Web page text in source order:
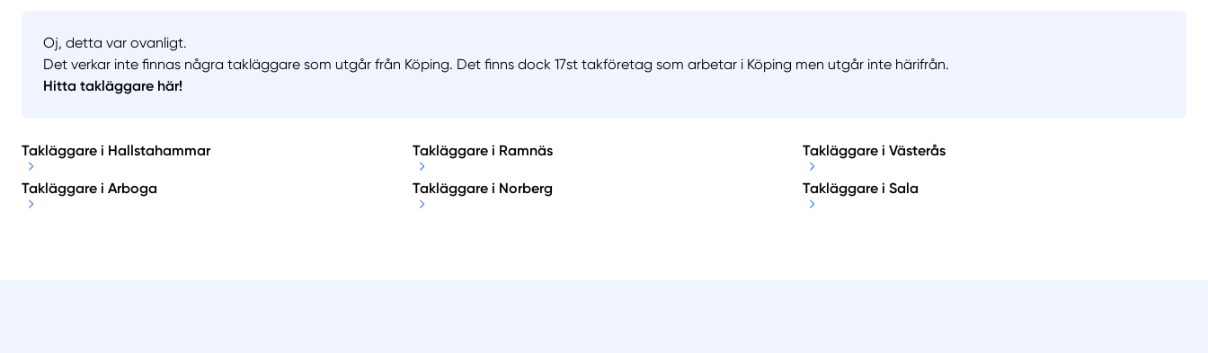
Oj, detta var ovanligt.
Det verkar inte finnas några takläggare som utgår från Köping. Det finns dock 17st takföretag som arbetar i Köping men utgår inte härifrån.
Hitta takläggare här!
Takläggare i Hallstahammar Takläggare i Ramnäs Takläggare i Västerås
Takläggare i Arboga Takläggare i Norberg Takläggare i Sala